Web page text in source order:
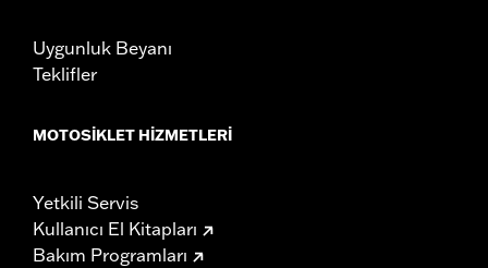
Uygunluk Beyanı
Teklifler
MOTOSIKLET HIZMETLERI
Yetkili Servis
Kullanıcı El Kitapları
Bakım Programları